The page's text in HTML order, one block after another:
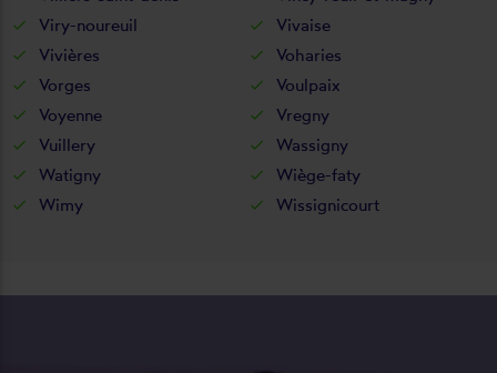
Viry-noureuil
Vivaise
Vivières
Voharies
Vorges
Voulpaix
Voyenne
Vregny
Vuillery
Wassigny
Watigny
Wiège-faty
Wimy
Wissignicourt